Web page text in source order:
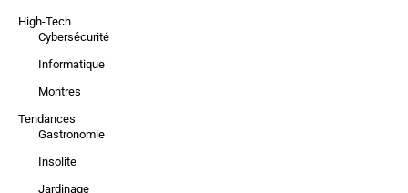
High-Tech
Cybersécurité
Informatique
Montres
Tendances
Gastronomie
Insolite
Jardinage